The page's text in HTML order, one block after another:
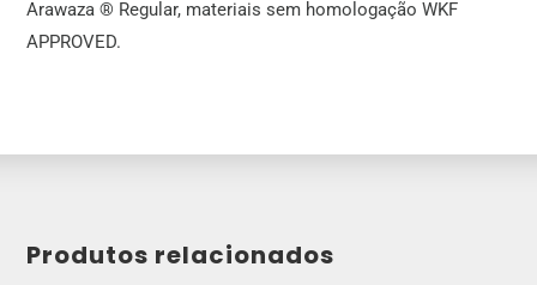
Arawaza ® Regular, materiais sem homologação WKF
APPROVED.
Produtos relacionados